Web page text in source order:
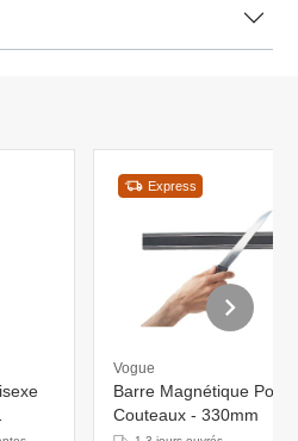
Express
Vogue
Barre Magnétique Pour
Couteaux - 330mm